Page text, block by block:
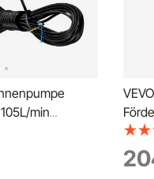
min
62m
PS,
mit